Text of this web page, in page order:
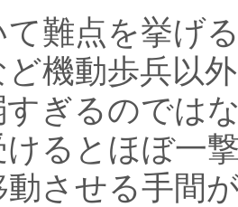
難点を挙げ
機動歩兵以
すぎるのでは
るとほぼ一
動させる手間